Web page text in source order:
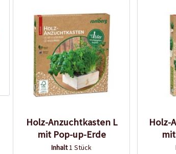
Holz-Anzuchtkasten L
mit Pop-up-Erde
Inhalt1 Stück
Holz-